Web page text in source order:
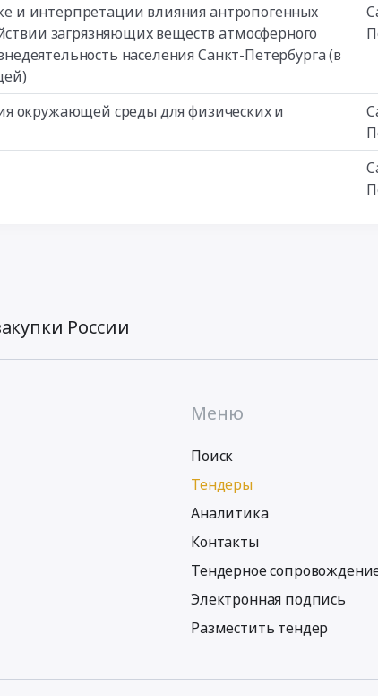
и интерпретации влияния антропогенных
загрязняющих веществ атмосферного
населения Санкт-Петербурга (в
окружающей среды для физических и
России
Меню
Поиск
Тендеры
Аналитика
Контакты
Тендерное
Электронная подпись
Разместить тендер